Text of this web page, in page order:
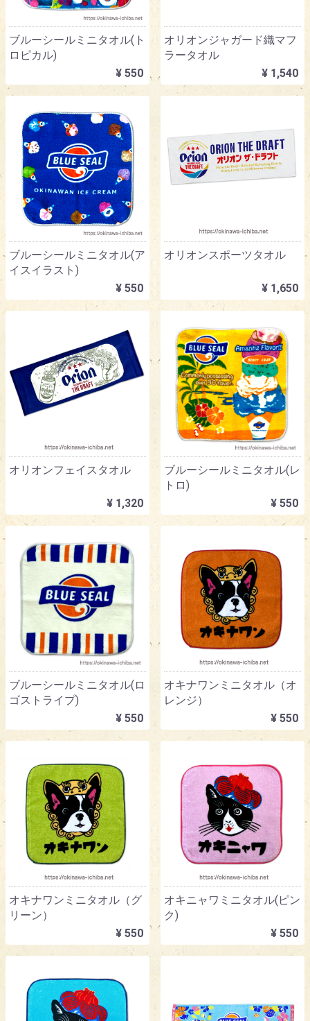
ブルーシールミニタオル(ト
ロピカル)
¥ 550
オリオンジャガード織マフ
ラータオル
¥ 1,540
ブルーシールミニタオル(ア
イスイラスト)
¥ 550
オリオンスポーツタオル
¥ 1,650
オリオンフェイスタオル
¥ 1,320
ブルーシールミニタオル(レ
トロ)
¥ 550
ブルーシールミニタオル(ロ
ゴストライプ)
¥ 550
オキナワンミニタオル（オ
レンジ）
¥ 550
オキナワンミニタオル（グ
リーン）
¥ 550
オキニャワミニタオル(ピン
ク)
¥ 550